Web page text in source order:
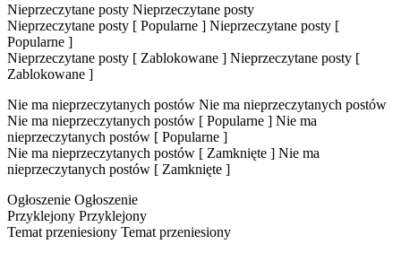
Nieprzeczytane posty Nieprzeczytane posty
Nieprzeczytane posty [ Popularne ] Nieprzeczytane posty [
Popularne ]
Nieprzeczytane posty [ Zablokowane ] Nieprzeczytane posty [
Zablokowane ]
Nie ma nieprzeczytanych postów Nie ma nieprzeczytanych postów
Nie ma nieprzeczytanych postów [ Popularne ] Nie ma
nieprzeczytanych postów [ Popularne ]
Nie ma nieprzeczytanych postów [ Zamknięte ] Nie ma
nieprzeczytanych postów [ Zamknięte ]
Ogłoszenie Ogłoszenie
Przyklejony Przyklejony
Temat przeniesiony Temat przeniesiony